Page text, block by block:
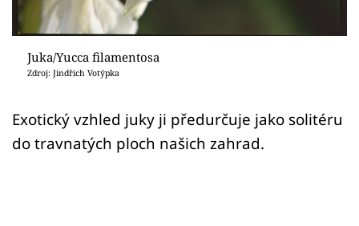
Sledujte prima+
Přihlášení
Sledujte nás
Juka/Yucca filamentosa
Zdroj: Jindřich Votýpka
Exotický vzhled juky ji předurčuje jako solitéru
do travnatých ploch našich zahrad.